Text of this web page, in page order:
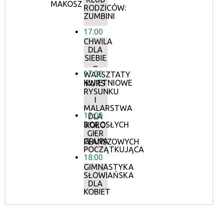
MAKOSZ RODZICÓW:
ZUMBINI
17:00
CHWILA
DLA
SIEBIE
–
WARSZTATY
KWIETNIOWE
17:00
KURS
RYSUNKU
I
MALARSTWA
DLA
DOROSŁYCH
–
GRUPA
POCZĄTKUJĄCA
17:00
KOŁO
GIER
PLANSZOWYCH
18:00
GIMNASTYKA
SŁOWIAŃSKA
DLA
KOBIET